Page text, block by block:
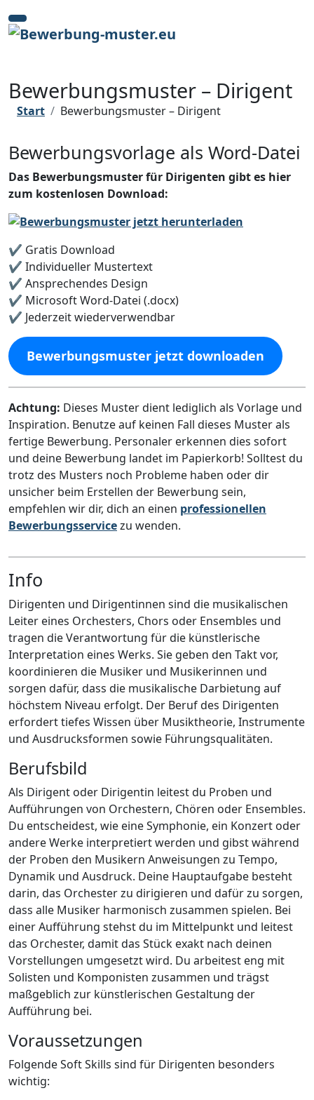
Inhalt
springen
Bewerbungsmuster – Dirigent
Start Bewerbungsmuster – Dirigent
Bewerbungsvorlage als Word-Datei
Das Bewerbungsmuster für Dirigenten gibt es hier
zum kostenlosen Download:
✔️ Gratis Download
✔️ Individueller Mustertext
✔️ Ansprechendes Design
✔️ Microsoft Word-Datei (.docx)
✔️ Jederzeit wiederverwendbar
Bewerbungsmuster jetzt downloaden
Achtung: Dieses Muster dient lediglich als Vorlage und
Inspiration. Benutze auf keinen Fall dieses Muster als
fertige Bewerbung. Personaler erkennen dies sofort
und deine Bewerbung landet im Papierkorb! Solltest du
trotz des Musters noch Probleme haben oder dir
unsicher beim Erstellen der Bewerbung sein,
empfehlen wir dir, dich an einen professionellen
Bewerbungsservicezu wenden.
Info
Dirigenten und Dirigentinnen sind die musikalischen
Leiter eines Orchesters, Chors oder Ensembles und
tragen die Verantwortung für die künstlerische
Interpretation eines Werks. Sie geben den Takt vor,
koordinieren die Musiker und Musikerinnen und
sorgen dafür, dass die musikalische Darbietung auf
höchstem Niveau erfolgt. Der Beruf des Dirigenten
erfordert tiefes Wissen über Musiktheorie, Instrumente
und Ausdrucksformen sowie Führungsqualitäten.
Berufsbild
Als Dirigent oder Dirigentin leitest du Proben und
Aufführungen von Orchestern, Chören oder Ensembles.
Du entscheidest, wie eine Symphonie, ein Konzert oder
andere Werke interpretiert werden und gibst während
der Proben den Musikern Anweisungen zu Tempo,
Dynamik und Ausdruck. Deine Hauptaufgabe besteht
darin, das Orchester zu dirigieren und dafür zu sorgen,
dass alle Musiker harmonisch zusammen spielen. Bei
einer Aufführung stehst du im Mittelpunkt und leitest
das Orchester, damit das Stück exakt nach deinen
Vorstellungen umgesetzt wird. Du arbeitest eng mit
Solisten und Komponisten zusammen und trägst
maßgeblich zur künstlerischen Gestaltung der
Aufführung bei.
Voraussetzungen
Folgende Soft Skills sind für Dirigenten besonders
wichtig: